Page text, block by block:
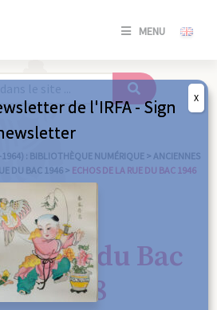
MENU
SE
/
: BIBLIOTHÈQUE NUMÉRIQUE > ANCIENNES
DU BAC 1946 > ECHOS DE LA RUE DU BAC 1946
la Rue du Bac
n°448
de l'IRFA - Sign
X